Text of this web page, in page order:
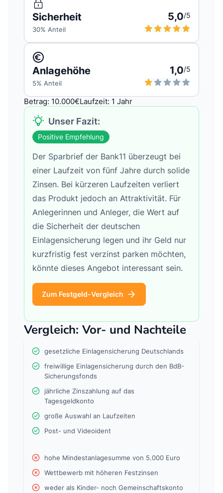
Sicherheit 5,0/5
30% Anteil
Anlagehöhe 1,0/5
5% Anteil
Betrag: 10.000€Laufzeit: 1 Jahr
Unser Fazit:
Positive Empfehlung
Der Sparbrief der Bank11 überzeugt bei
einer Laufzeit von fünf Jahre durch solide
Zinsen. Bei kürzeren Laufzeiten verliert
das Produkt jedoch an Attraktivität. Für
Anlegerinnen und Anleger, die Wert auf
die Sicherheit der deutschen
Einlagensicherung legen und ihr Geld nur
kurzfristig fest verzinst parken möchten,
könnte dieses Angebot interessant sein.
Zum Festgeld-Vergleich
Vergleich: Vor- und Nachteile
gesetzliche Einlagensicherung Deutschlands
freiwillige Einlagensicherung durch den BdB-
Sicherungsfonds
jährliche Zinszahlung auf das
Tagesgeldkonto
große Auswahl an Laufzeiten
Post- und Videoident
hohe Mindestanlagesumme von 5.000 Euro
Wettbewerb mit höheren Festzinsen
weder als Kinder- noch Gemeinschaftskonto